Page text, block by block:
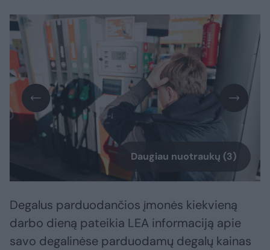
Daugiau nuotraukų (3)
Degalus parduodančios įmonės kiekvieną
darbo dieną pateikia LEA informaciją apie
savo degalinėse parduodamų degalų kainas